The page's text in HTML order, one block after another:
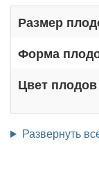
Размер
Форма
Цвет плодов
Развернуть